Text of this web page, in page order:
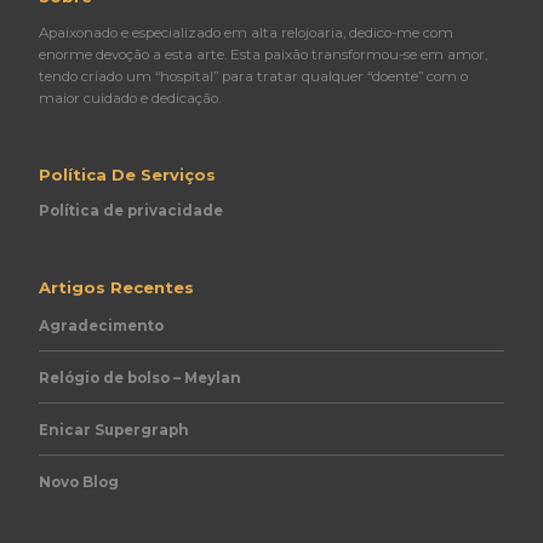
Apaixonado e especializado em alta relojoaria, dedico-me com
enorme devoção a esta arte. Esta paixão transformou-se em amor,
tendo criado um “hospital” para tratar qualquer “doente” com o
maior cuidado e dedicação.
Política De Serviços
Política de privacidade
Artigos Recentes
Agradecimento
Relógio de bolso – Meylan
Enicar Supergraph
Novo Blog